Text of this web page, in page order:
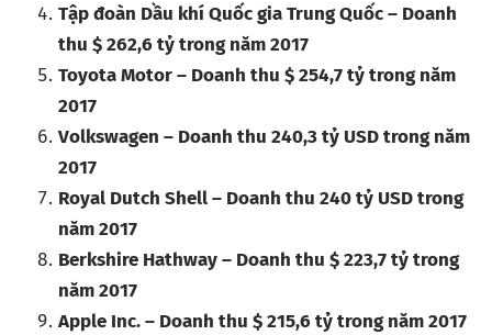
Tập đoàn Dầu khí Quốc gia Trung Quốc – Doanh
thu $ 262,6 tỷ trong năm 2017
Toyota Motor – Doanh thu $ 254,7 tỷ trong năm
2017
Volkswagen – Doanh thu 240,3 tỷ USD trong năm
2017
Royal Dutch Shell – Doanh thu 240 tỷ USD trong
năm 2017
Berkshire Hathway – Doanh thu $ 223,7 tỷ trong
năm 2017
Apple Inc. – Doanh thu $ 215,6 tỷ trong năm 2017